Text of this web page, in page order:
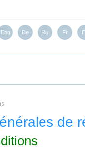
Eng De Ru Fr
de